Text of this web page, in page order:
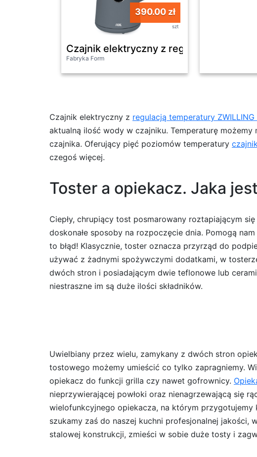
390.00 zł
szt
Czajnik elektryczny z regulacją
Fabryka Form
Czajnik elektryczny z regulacją temperatury ZWILLING
aktualną ilość wody w czajniku. Temperaturę
czajnika. Oferujący pięć poziomów temperatury
czegoś więcej.
Toster a opiekacz. Jaka
Ciepły, chrupiący tost posmarowany roztapiającym
doskonałe sposoby na rozpoczęcie dnia. Pomogą
to błąd! Klasycznie, toster oznacza przyrząd do
używać z żadnymi spożywczymi dodatkami, w
dwóch stron i posiadającym dwie teflonowe lub
niestraszne im są duże ilości składników.
Uwielbiany przez wielu, zamykany z dwóch stron
tostowego możemy umieścić co tylko zapragniemy.
opiekacz do funkcji grilla czy nawet gofrownicy.
nieprzywierającej powłoki oraz nienagrzewającą się
wielofunkcyjnego opiekacza, na którym
szukamy zaś do naszej kuchni profesjonalnej jakości,
stalowej konstrukcji, zmieści w sobie duże tosty i